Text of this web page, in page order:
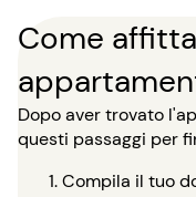
Come
Dopo aver trovato
questi passaggi per
Compila il tuo